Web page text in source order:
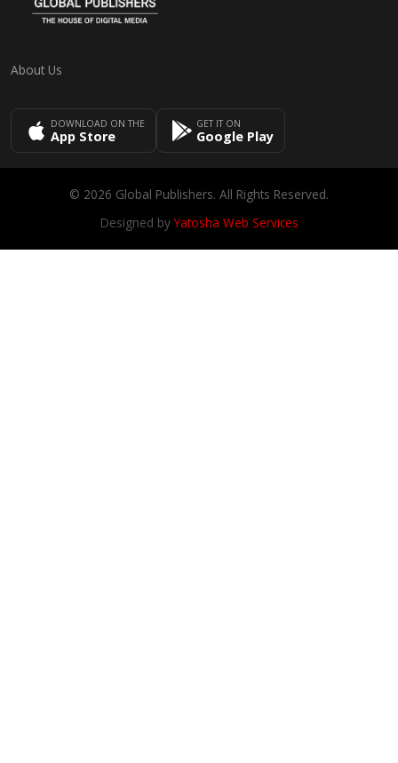
About Us
DOWNLOAD ON THE
App Store
GET IT ON
Google Play
© 2026 Global Publishers. All Rights Reserved.
Designed byYatosha Web Services